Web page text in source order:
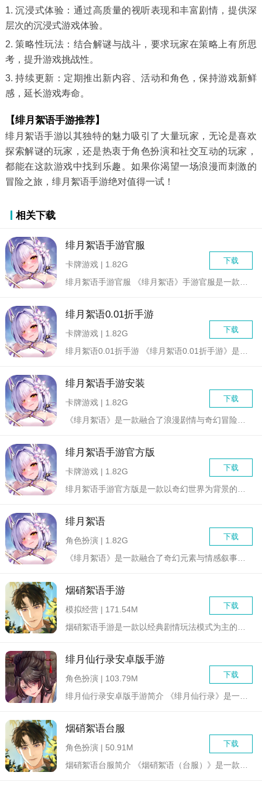
1. 沉浸式体验：通过高质量的视听表现和丰富剧情，提供深
层次的沉浸式游戏体验。
2. 策略性玩法：结合解谜与战斗，要求玩家在策略上有所思
考，提升游戏挑战性。
3. 持续更新：定期推出新内容、活动和角色，保持游戏新鲜
感，延长游戏寿命。
【绯月絮语手游推荐】
绯月絮语手游以其独特的魅力吸引了大量玩家，无论是喜欢
探索解谜的玩家，还是热衷于角色扮演和社交互动的玩家，
都能在这款游戏中找到乐趣。如果你渴望一场浪漫而刺激的
冒险之旅，绯月絮语手游绝对值得一试！
相关下载
绯月絮语手游官服
下载
卡牌游戏 | 1.82G
绯月絮语0.01折手游
下载
卡牌游戏 | 1.82G
绯月絮语手游安装
下载
卡牌游戏 | 1.82G
绯月絮语手游官方版
下载
卡牌游戏 | 1.82G
绯月絮语
下载
角色扮演 | 1.82G
烟硝絮语手游
下载
模拟经营 | 171.54M
绯月仙行录安卓版手游
下载
角色扮演 | 103.79M
烟硝絮语台服
下载
角色扮演 | 50.91M